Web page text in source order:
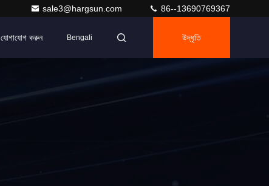
sale3@hargsun.com 86--13690769367
যোগাযোগ করুন Bengali উদ্ধৃতি